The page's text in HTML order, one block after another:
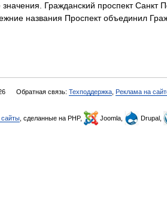
значения. Гражданский проспект
названия Проспект объединил
Обратная связь: Техподдержка Реклама на
сайты , сделанные на PHP, Joomla, Drupal,